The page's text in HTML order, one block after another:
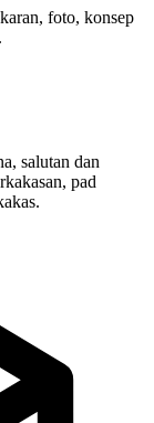
foto, konsep
salutan dan
pad